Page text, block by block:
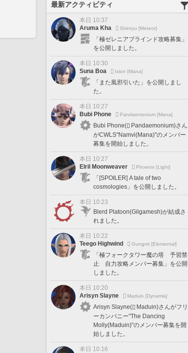
最新アクティビティ
本日 10:37
Aruma Kha
Shinryu [Meteor]
「極ゼレニアブラインド攻略募集」
を公開しました。
本日 10:30
Suna Boa
Ixion [Mana]
「また風邪引いた」を公開しまし
た。
本日 10:27
Bubi Phone
Pandaemonium [Mana]
Bubi Phone(
Pandaemonium)さん
がCWLS"Namvi(Mana)"のメンバー
募集を開始しました。
本日 10:27
Elril Moonweaver
Phoenix [Light]
「[SPOILER] A tale of two
cosmologies」を公開しました。
本日 10:23
Blerd Platoon(Gilgamesh)が結成さ
れました。
本日 10:22
Teego Highwind
Gungnir [Elemental]
「極フォークタワー魔の塔 予習禁
止 自力攻略メンバー募集」を公開
しました。
本日 10:20
Arisyn Slayne
Maduin [Dynamis]
Arisyn Slayne(
Maduin)さんがフリ
ーカンパニー"The Dancing
Molly(Maduin)"のメンバー募集を開
始しました。
本日 10:16